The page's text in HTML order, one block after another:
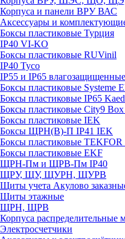
Корпуса и панели ВРУ ВАС
Аксессуары и
Боксы пластиковые Турция
IP40 VI-KO
Боксы пластиковые RUVinil
IP40 Тусо
IP55 и IP65 влагозащищенные
Боксы пластиковые Systeme
Боксы пластиковые IP65
Боксы пластиковые City9 Box
Боксы пластиковые IEK
Боксы ЩРН(В)-П IP41 IEK
Боксы пластиковые
Боксы пластиковые EKF
ЩРН-Пм и ЩРВ-Пм IP40
ЩРУ, ЩУ, ЩУРН, ЩУРВ
Щиты учета Акулово
Щиты этажные
ЩРН, ЩРВ
Корпуса распределительные
Электросчетчики